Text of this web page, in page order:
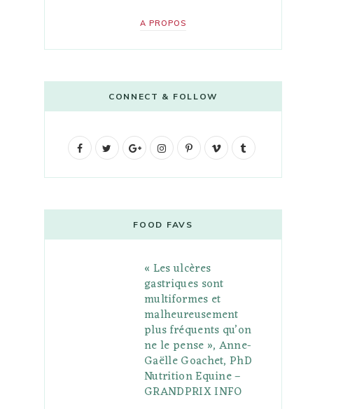
A PROPOS
CONNECT & FOLLOW
F
b
t
G
g
l
e
P
u
s
I
t
a
g
r
a
P
e
r
e
s
V
o
l
FOOD FAVS
« Les ulcères
gastriques sont
multiformes et
malheureusement
plus fréquents qu’on
ne le pense », Anne-
Gaëlle Goachet, PhD
Nutrition Equine –
GRANDPRIX INFO